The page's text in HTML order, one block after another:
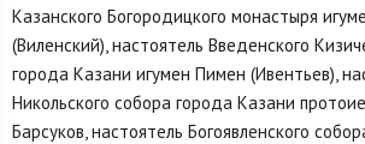
Казанского Богородицкого монастыря
(Виленский), настоятель Введенского
города Казани игумен Пимен (Ивентьев),
Никольского собора города Казани
Барсуков, настоятель Богоявленского